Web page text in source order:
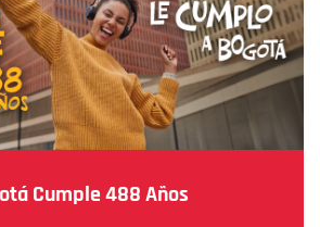
Cumple 488 Años